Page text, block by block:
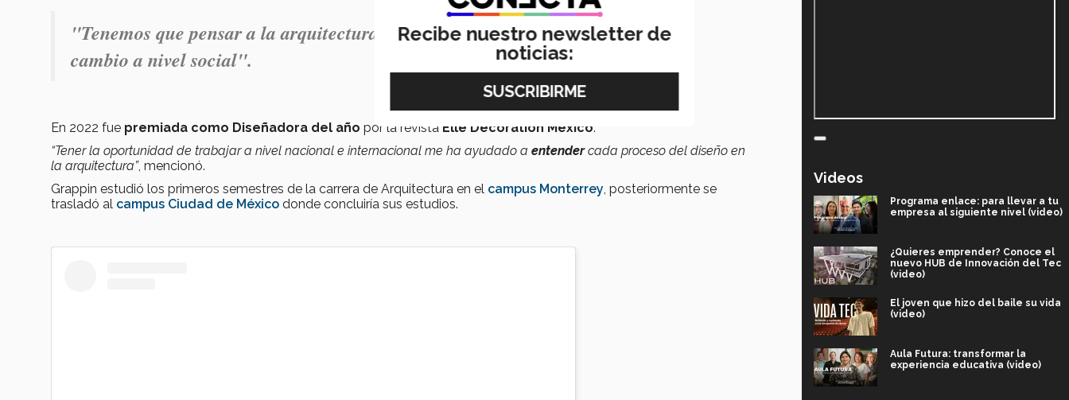
"Tenemos que pensar a la arquitectura como una herramienta para generar un
cambio a nivel social".
En 2022 fue premiada como Diseñadora del año por la revista Elle Decoration México.
“Tener la oportunidad de trabajar a nivel nacional e internacional me ha ayudado a entendercada proceso del diseño en
la arquitectura”, mencionó.
Grappin estudió los primeros semestres de la carrera de Arquitectura en el campus Monterrey, posteriormente se
trasladó al campus Ciudad de México donde concluiría sus estudios.
Videos
Programa enlace: para llevar a tu
empresa al siguiente nivel (video)
¿Quieres emprender? Conoce el
nuevo HUB de Innovación del Tec
(video)
El joven que hizo del baile su vida
(video)
Aula Futura: transformar la
experiencia educativa (video)
Recibe nuestro newsletter de
noticias: